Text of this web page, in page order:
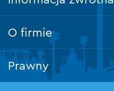
O firmie
Prawny